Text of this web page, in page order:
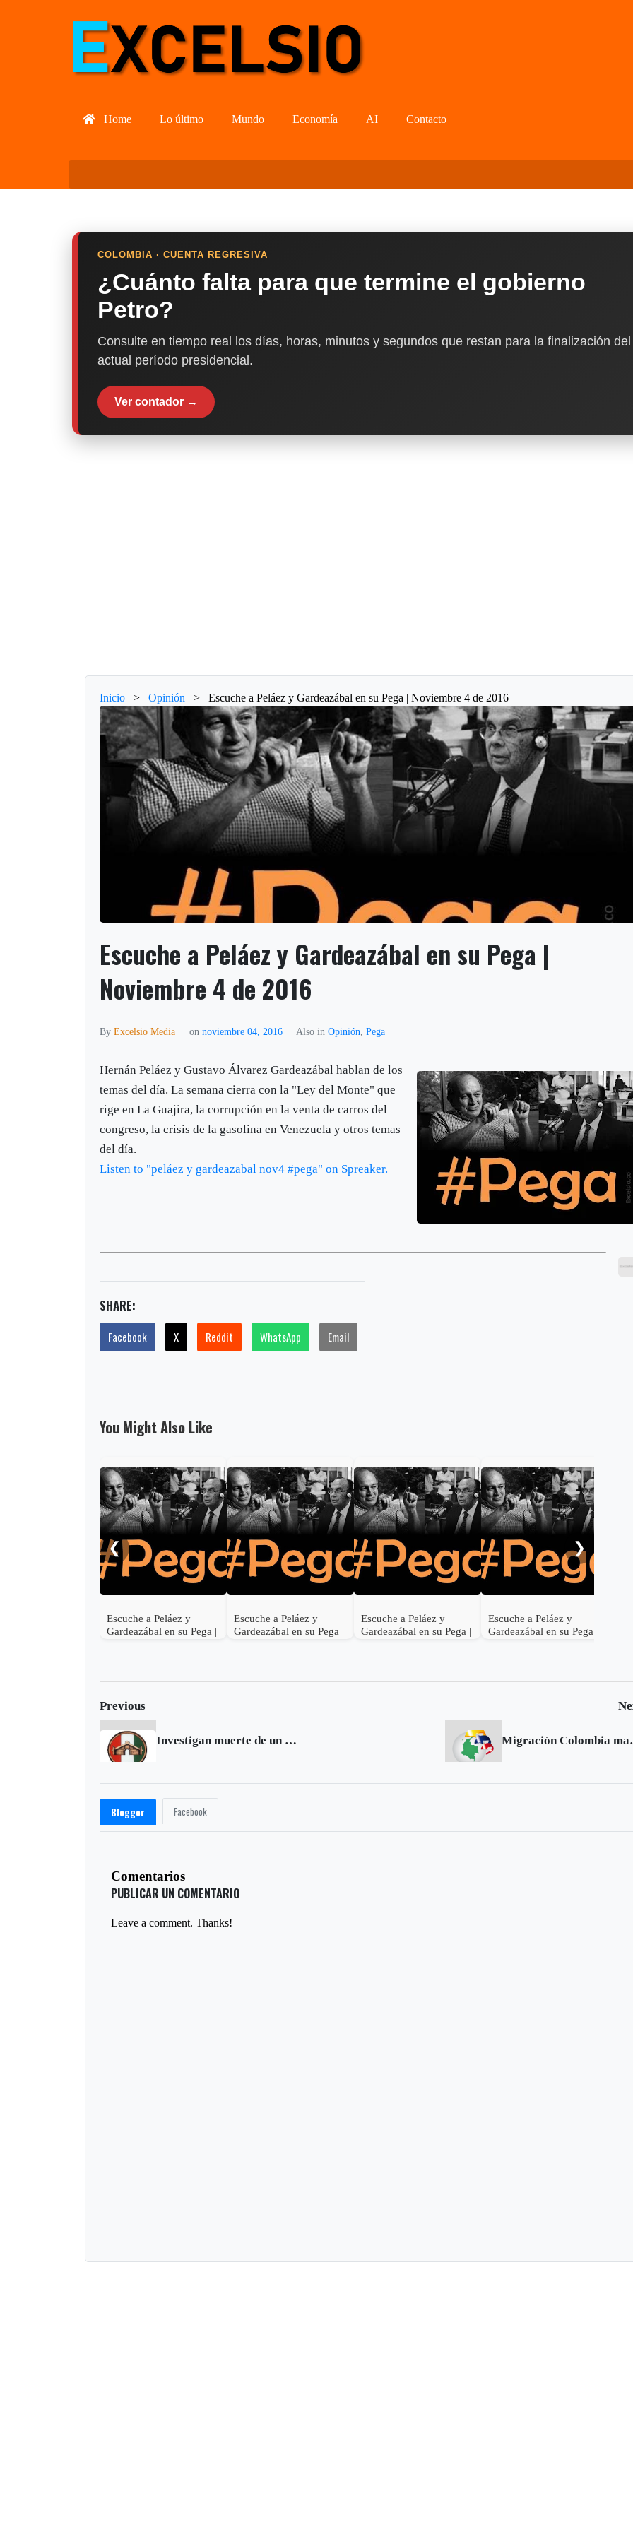
Home Lo último Mundo Economía AI Contacto
COLOMBIA · CUENTA REGRESIVA
¿Cuánto falta para que termine el gobierno
Petro?
Consulte en tiempo real los días, horas, minutos y segundos que restan para la finalización del
actual período presidencial.
Ver contador →
Inicio > Opinión > Escuche a Peláez y Gardeazábal en su Pega | Noviembre 4 de 2016
Escuche a Peláez y Gardeazábal en su Pega |
Noviembre 4 de 2016
ByExcelsio Media onnoviembre 04, 2016 Also inOpinión ,Pega
Hernán Peláez y Gustavo Álvarez Gardeazábal hablan de los
temas del día. La semana cierra con la "Ley del Monte" que
rige en La Guajira, la corrupción en la venta de carros del
congreso, la crisis de la gasolina en Venezuela y otros temas
del día.
Listen to "peláez y gardeazabal nov4 #pega" on Spreaker.
SHARE:
Facebook X Reddit WhatsApp Email
You Might Also Like
❮
Escuche a Peláez y
Gardeazábal en su Pega |
Escuche a Peláez y
Gardeazábal en su Pega |
Escuche a Peláez y
Gardeazábal en su Pega |
Escuche a Peláez y
Gardeazábal en su Pega |
❯
Previous
Investigan muerte de un soldado en batallón de Duitama Migración
Blogger Facebook
Comentarios
PUBLICAR UN COMENTARIO
Leave a comment. Thanks!